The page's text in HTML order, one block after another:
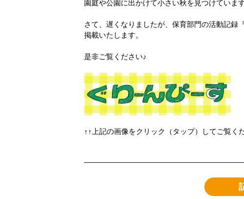
園庭や公園に出かけて小さい秋を見つけています
さて、遅くなりましたが、保育部門の活動記録
掲載いたします。
是非ご覧ください♪
↑↑上記の画像をクリック（タップ）してご覧く